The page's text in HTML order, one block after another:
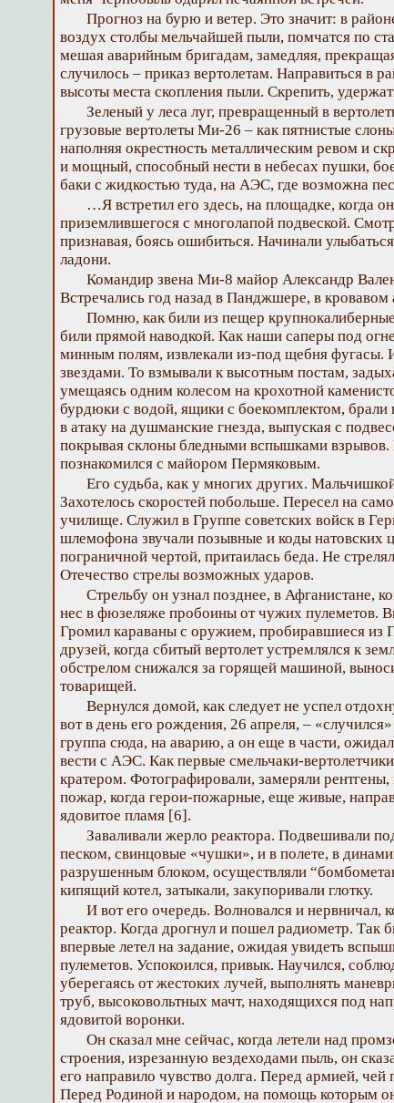
Прогноз на бурю и ветер. Это значит: в
воздух столбы мельчайшей пыли, помчатся по
мешая аварийным бригадам, замедляя,
случилось – приказ вертолетам. Направиться в
высоты места скопления пыли. Скрепить,
Зеленый у леса луг, превращенный в
грузовые вертолеты Ми-26 – как пятнистые
наполняя окрестность металлическим ревом и
и мощный, способный нести в небесах пушки,
баки с жидкостью туда, на АЭС, где возможна
…Я встретил его здесь, на площадке, когда
приземлившегося с многолапой подвеской.
признавая, боясь ошибиться. Начинали
ладони.
Командир звена Ми-8 майор Александр
Встречались год назад в Панджшере, в
Помню, как били из пещер
били прямой наводкой. Как наши саперы под
минным полям, извлекали из-под щебня фугасы.
звездами. То взмывали к высотным постам,
умещаясь одним колесом на крохотной
бурдюки с водой, ящики с боекомплектом, брали
в атаку на душманские гнезда, выпуская с
покрывая склоны бледными вспышками
познакомился с майором Пермяковым.
Его судьба, как у многих других.
Захотелось скоростей побольше. Пересел на
училище. Служил в Группе советских войск в
шлемофона звучали позывные и коды натовских
пограничной чертой, притаилась беда. Не
Отечество стрелы возможных ударов.
Стрельбу он узнал позднее, в Афганистане,
нес в фюзеляже пробоины от чужих пулеметов.
Громил караваны с оружием, пробиравшиеся из
друзей, когда сбитый вертолет устремлялся к
обстрелом снижался за горящей машиной,
товарищей.
Вернулся домой, как следует не успел
вот в день его рождения, 26 апреля, –
группа сюда, на аварию, а он еще в части,
вести с АЭС. Как первые смельчаки-
кратером. Фотографировали, замеряли
пожар, когда герои-пожарные, еще живые,
ядовитое пламя [6].
Заваливали жерло реактора. Подвешивали
песком, свинцовые «чушки», и в полете, в
разрушенным блоком, осуществляли
кипящий котел, затыкали, закупоривали глотку.
И вот его очередь. Волновался и нервничал,
реактор. Когда дрогнул и пошел радиометр. Так
впервые летел на задание, ожидая увидеть
пулеметов. Успокоился, привык. Научился,
уберегаясь от жестоких лучей, выполнять
труб, высоковольтных мачт, находящихся под
ядовитой воронки.
Он сказал мне сейчас, когда летели над
строения, изрезанную вездеходами пыль, он
его направило чувство долга. Перед армией, чей
Перед Родиной и народом, на помощь которым